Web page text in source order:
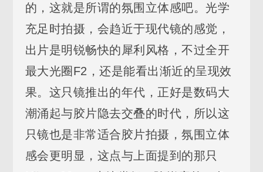
的，这就是所谓的氛围立体感吧。光学
充足时拍摄，会趋近于现代镜的感觉，
出片是明锐畅快的犀利风格，不过全开
最大光圈F2，还是能看出渐近的呈现效
果。这只镜推出的年代，正好是数码大
潮涌起与胶片隐去交叠的时代，所以这
只镜也是非常适合胶片拍摄，氛围立体
感会更明显，这点与上面提到的那只